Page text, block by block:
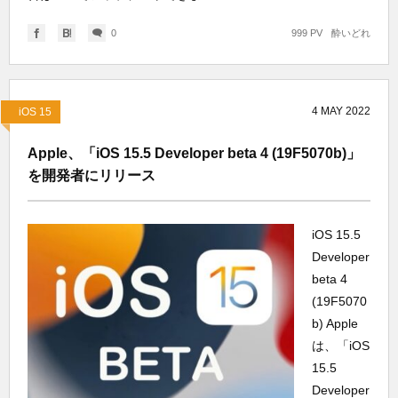
0 酔いどれ
999 PV
iOS 15 4 MAY 2022
Apple、「iOS 15.5 Developer beta 4 (19F5070b)」
を開発者にリリース
iOS 15.5
Developer
beta 4
(19F5070
b) Apple
は、「iOS
15.5
Developer